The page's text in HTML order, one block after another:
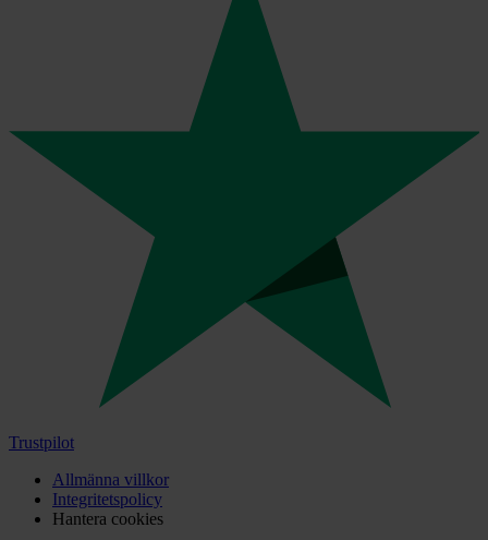
Trustpilot
Allmänna villkor
Integritetspolicy
Hantera cookies